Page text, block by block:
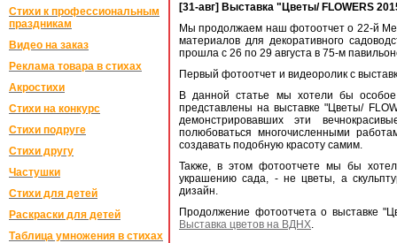
Стихи к профессиональным
праздникам
Видео на заказ
Реклама товара в стихах
Акростихи
Стихи на конкурс
Стихи подруге
Стихи другу
Частушки
Стихи для детей
Раскраски для детей
Таблица умножения в стихах
[31-авг] Выставка "Цветы/ FLOWERS
Мы продолжаем наш фотоотчет о 22-й
материалов для декоративного
прошла с 26 по 29 августа в 75-м
Первый фотоотчет и видеоролик с
В данной статье мы хотели бы
представлены на выставке "Цветы/
демонстрировавших эти
полюбоваться многочисленными
создавать подобную красоту самим.
Также, в этом фотоотчете мы бы
украшению сада, - не цветы, а
дизайн.
Продолжение фотоотчета о выставке
Выставка цветов на ВДНХ.